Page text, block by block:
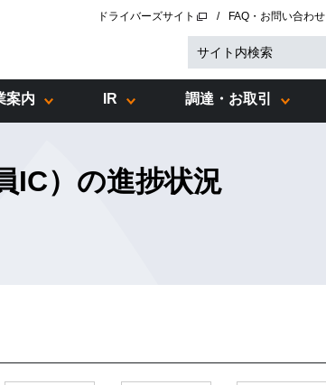
ドライバーズサイト FAQ・お問い合わせ
案内 IR 調達・お取引
IC）の進捗状況